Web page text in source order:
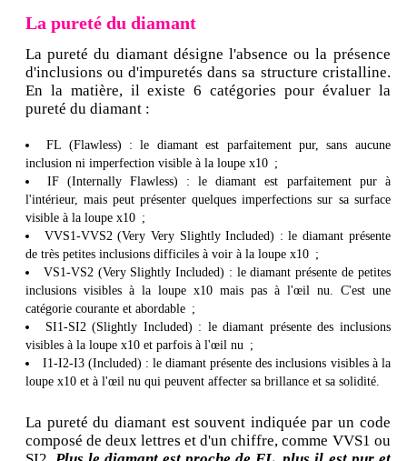
La pureté du diamant
La pureté du diamant désigne l'absence ou la présence
d'inclusions ou d'impuretés dans sa structure cristalline.
En la matière, il existe 6 catégories pour évaluer la
pureté du diamant :
FL (Flawless) : le diamant est parfaitement pur, sans aucune
inclusion ni imperfection visible à la loupe x10 ;
IF (Internally Flawless) : le diamant est parfaitement pur à
l'intérieur, mais peut présenter quelques imperfections sur sa surface
visible à la loupe x10 ;
VVS1-VVS2 (Very Very Slightly Included) : le diamant présente
de très petites inclusions difficiles à voir à la loupe x10 ;
VS1-VS2 (Very Slightly Included) : le diamant présente de petites
inclusions visibles à la loupe x10 mais pas à l'œil nu. C'est une
catégorie courante et abordable ;
SI1-SI2 (Slightly Included) : le diamant présente des inclusions
visibles à la loupe x10 et parfois à l'œil nu ;
I1-I2-I3 (Included) : le diamant présente des inclusions visibles à la
loupe x10 et à l'œil nu qui peuvent affecter sa brillance et sa solidité.
La pureté du diamant est souvent indiquée par un code
composé de deux lettres et d'un chiffre, comme VVS1 ou